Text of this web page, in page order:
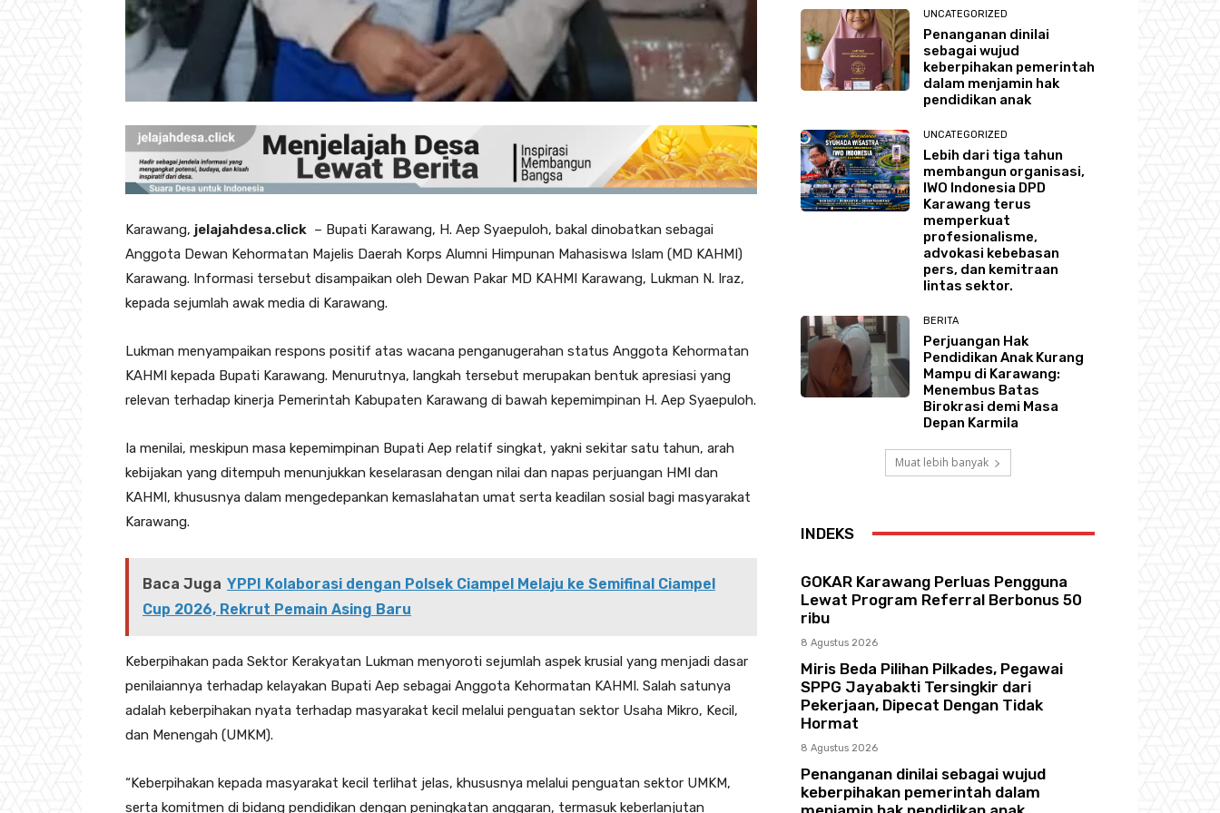
‎Karawang, jelajahdesa.click – Bupati Karawang, H. Aep Syaepuloh, bakal dinobatkan sebagai
Anggota Dewan Kehormatan Majelis Daerah Korps Alumni Himpunan Mahasiswa Islam (MD KAHMI)
Karawang. Informasi tersebut disampaikan oleh Dewan Pakar MD KAHMI Karawang, Lukman N. Iraz,
kepada sejumlah awak media di Karawang.
‎Lukman menyampaikan respons positif atas wacana penganugerahan status Anggota Kehormatan
KAHMI kepada Bupati Karawang. Menurutnya, langkah tersebut merupakan bentuk apresiasi yang
relevan terhadap kinerja Pemerintah Kabupaten Karawang di bawah kepemimpinan H. Aep Syaepuloh.
‎Ia menilai, meskipun masa kepemimpinan Bupati Aep relatif singkat, yakni sekitar satu tahun, arah
kebijakan yang ditempuh menunjukkan keselarasan dengan nilai dan napas perjuangan HMI dan
KAHMI, khususnya dalam mengedepankan kemaslahatan umat serta keadilan sosial bagi masyarakat
Karawang.
Baca Juga YPPI Kolaborasi dengan Polsek Ciampel Melaju ke Semifinal Ciampel
Cup 2026, Rekrut Pemain Asing Baru
‎Keberpihakan pada Sektor Kerakyatan ‎Lukman menyoroti sejumlah aspek krusial yang menjadi dasar
penilaiannya terhadap kelayakan Bupati Aep sebagai Anggota Kehormatan KAHMI. Salah satunya
adalah keberpihakan nyata terhadap masyarakat kecil melalui penguatan sektor Usaha Mikro, Kecil,
dan Menengah (UMKM).
‎“Keberpihakan kepada masyarakat kecil terlihat jelas, khususnya melalui penguatan sektor UMKM,
serta komitmen di bidang pendidikan dengan peningkatan anggaran, termasuk keberlanjutan
UNCATEGORIZED
Penanganan dinilai
sebagai wujud
keberpihakan pemerintah
dalam menjamin hak
pendidikan anak
UNCATEGORIZED
Lebih dari tiga tahun
membangun organisasi,
IWO Indonesia DPD
Karawang terus
memperkuat
profesionalisme,
advokasi kebebasan
pers, dan kemitraan
lintas sektor.
BERITA
Perjuangan Hak
Pendidikan Anak Kurang
Mampu di Karawang:
Menembus Batas
Birokrasi demi Masa
Depan Karmila
Muat lebih banyak
INDEKS
GOKAR Karawang Perluas Pengguna
Lewat Program Referral Berbonus 50
ribu
8 Agustus 2026
Miris Beda Pilihan Pilkades, Pegawai
SPPG Jayabakti Tersingkir dari
Pekerjaan, Dipecat Dengan Tidak
Hormat
8 Agustus 2026
Penanganan dinilai sebagai wujud
keberpihakan pemerintah dalam